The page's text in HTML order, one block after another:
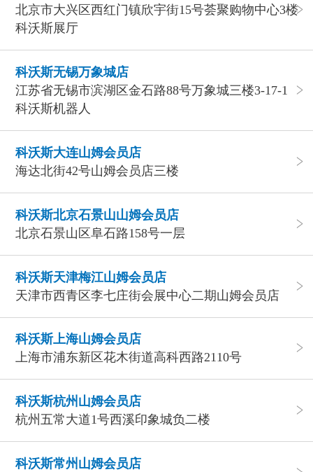
北京市大兴区西红门镇欣宇街15号荟聚购物中心3楼
科沃斯展厅
科沃斯无锡万象城店
江苏省无锡市滨湖区金石路88号万象城三楼3-17-1
科沃斯机器人
科沃斯大连山姆会员店
海达北街42号山姆会员店三楼
科沃斯北京石景山山姆会员店
北京石景山区阜石路158号一层
科沃斯天津梅江山姆会员店
天津市西青区李七庄街会展中心二期山姆会员店
科沃斯上海山姆会员店
上海市浦东新区花木街道高科西路2110号
科沃斯杭州山姆会员店
杭州五常大道1号西溪印象城负二楼
科沃斯常州山姆会员店